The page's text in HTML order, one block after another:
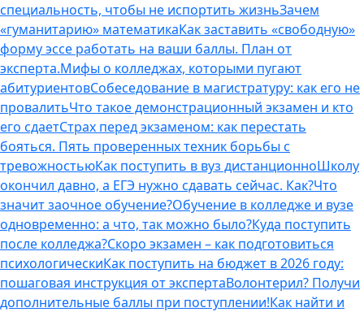
специальность, чтобы не испортить жизньЗачем
«гуманитарию» математикаКак заставить «свободную»
форму эссе работать на ваши баллы. План от
эксперта.Мифы о колледжах, которыми пугают
абитуриентовСобеседование в магистратуру: как его не
провалитьЧто такое демонстрационный экзамен и кто
его сдаетСтрах перед экзаменом: как перестать
бояться. Пять проверенных техник борьбы с
тревожностьюКак поступить в вуз дистанционноШколу
окончил давно, а ЕГЭ нужно сдавать сейчас. Как?Что
значит заочное обучение?Обучение в колледже и вузе
одновременно: а что, так можно было?Куда поступить
после колледжа?Скоро экзамен – как подготовиться
психологическиКак поступить на бюджет в 2026 году:
пошаговая инструкция от экспертаВолонтерил? Получи
дополнительные баллы при поступлении!Как найти и